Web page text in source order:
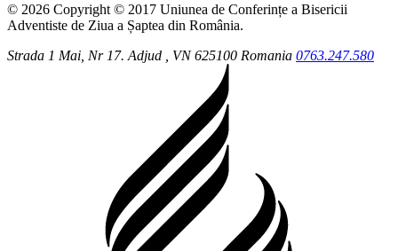
© 2026 Copyright © 2017 Uniunea de Conferințe a Bisericii
Adventiste de Ziua a Șaptea din România.
Strada 1 Mai, Nr 17. Adjud , VN 625100 Romania 0763.247.580